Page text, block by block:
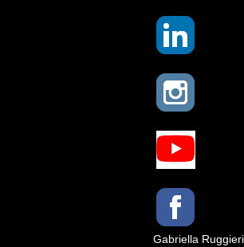
Gabriella